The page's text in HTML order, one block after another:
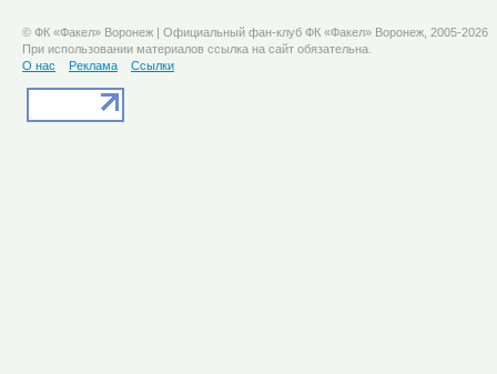
© ФК «Факел» Воронеж | Официальный фан-клуб ФК «Факел» Воронеж, 2005-2026
При использовании материалов ссылка на сайт обязательна.
О нас
Реклама Ссылки